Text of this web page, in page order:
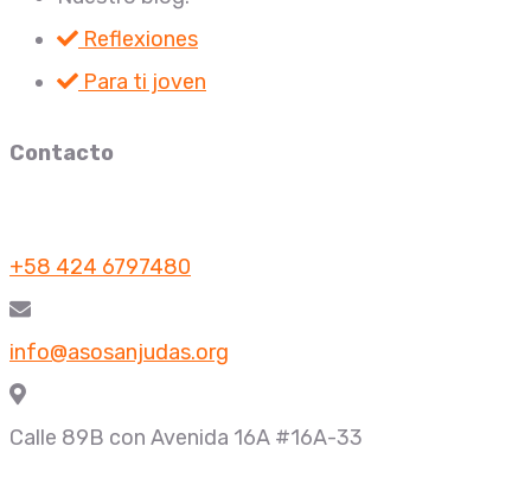
Reflexiones
Para ti joven
Contacto
+58 424 6797480
info@asosanjudas.org
Calle 89B con Avenida 16A #16A-33